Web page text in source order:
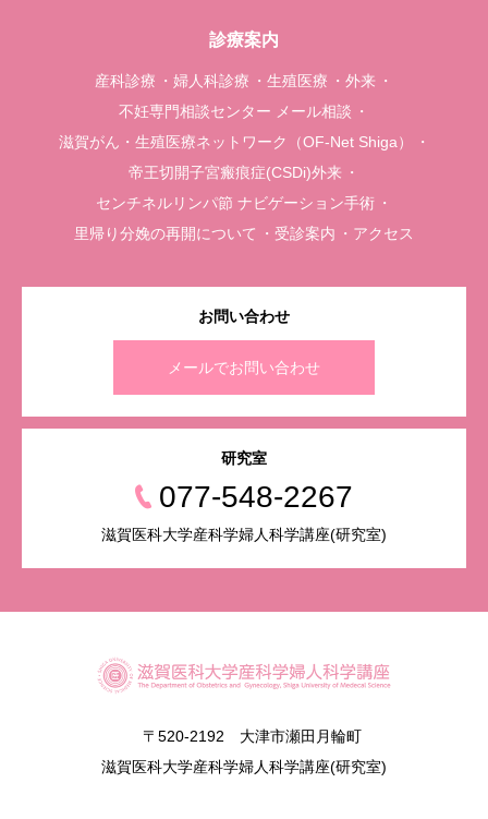
診療案内
産科診療 婦人科診療 生殖医療
外来
不妊専門相談センター メール相談
滋賀がん・生殖医療ネットワーク（OF-Net Shiga）
帝王切開子宮瘢痕症(CSDi)外来
センチネルリンパ節 ナビゲーション手術
里帰り分娩の再開について
受診案内 アクセス
お問い合わせ
メールでお問い合わせ
研究室
077-548-2267
滋賀医科大学産科学婦人科学講座(研究室)
〒520-2192 大津市瀬田月輪町
滋賀医科大学産科学婦人科学講座(研究室)